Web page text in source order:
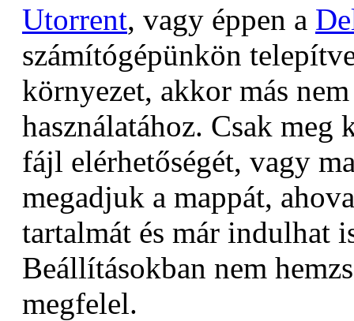
Utorrent, vagy éppen a
számítógépünkön
környezet, akkor más
használatához. Csak meg
fájl elérhetőségét, vagy
megadjuk a mappát,
tartalmát és már indulhat
Beállításokban nem
megfelel.